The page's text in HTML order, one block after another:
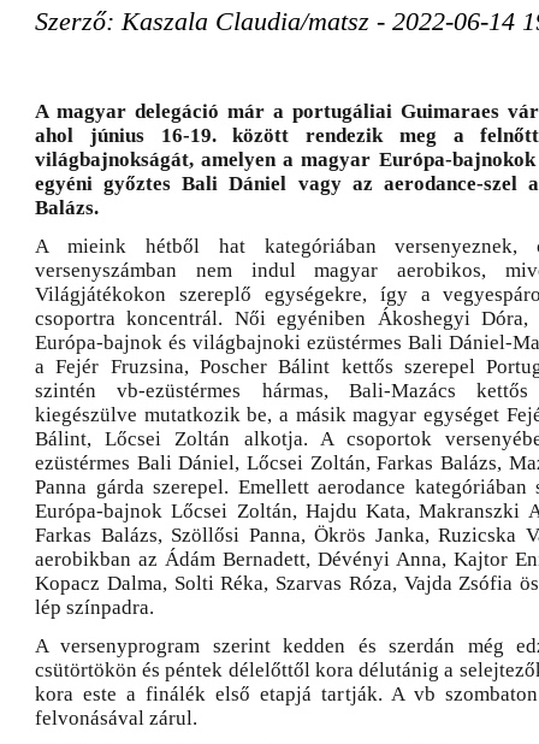
Szerző: Kaszala Claudia/matsz - 2022-06-14
A magyar delegáció már a portugáliai Guimaraes
ahol június 16-19. között rendezik meg a
világbajnokságát, amelyen a magyar Európa-
egyéni győztes Bali Dániel vagy az aerodance-szel
Balázs.
A mieink hétből hat kategóriában
versenyszámban nem indul magyar aerobikos,
Világjátékokon szereplő egységekre, így a
csoportra koncentrál. Női egyéniben Ákoshegyi Dóra,
Európa-bajnok és világbajnoki ezüstérmes Bali Dániel-
a Fejér Fruzsina, Poscher Bálint kettős szerepel
szintén vb-ezüstérmes hármas, Bali-Mazács
kiegészülve mutatkozik be, a másik magyar egységet
Bálint, Lőcsei Zoltán alkotja. A csoportok
ezüstérmes Bali Dániel, Lőcsei Zoltán, Farkas Balázs,
Panna gárda szerepel. Emellett aerodance kategóriában
Európa-bajnok Lőcsei Zoltán, Hajdu Kata, Makranszki
Farkas Balázs, Szöllősi Panna, Ökrös Janka, Ruzicska
aerobikban az Ádám Bernadett, Dévényi Anna, Kajtor
Kopacz Dalma, Solti Réka, Szarvas Róza, Vajda Zsófia
lép színpadra.
A versenyprogram szerint kedden és szerdán még
csütörtökön és péntek délelőttől kora délutánig a
kora este a finálék első etapjá tartják. A vb
felvonásával zárul.